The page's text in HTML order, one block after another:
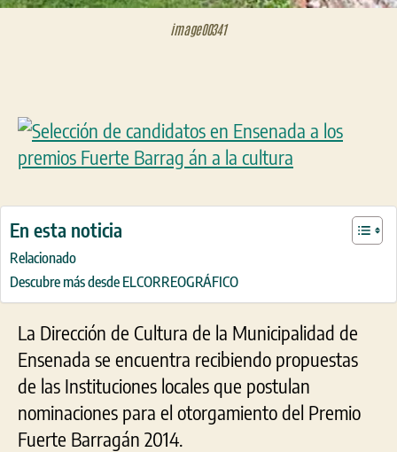
image00341
En esta noticia
Relacionado
Descubre más desde ELCORREOGRÁFICO
La Dirección de Cultura de la Municipalidad de
Ensenada se encuentra recibiendo propuestas
de las Instituciones locales que postulan
nominaciones para el otorgamiento del Premio
Fuerte Barragán 2014.